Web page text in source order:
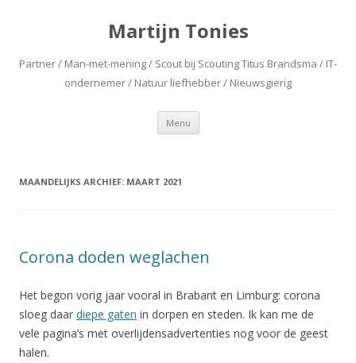
Martijn Tonies
Partner / Man-met-mening / Scout bij Scouting Titus Brandsma / IT-
ondernemer / Natuur liefhebber / Nieuwsgierig
Menu Spring naar de inhoud
MAANDELIJKS ARCHIEF: MAART 2021
Corona doden weglachen
Het begon vorig jaar vooral in Brabant en Limburg: corona
sloeg daar diepe gaten in dorpen en steden. Ik kan me de
vele pagina’s met overlijdensadvertenties nog voor de geest
halen.